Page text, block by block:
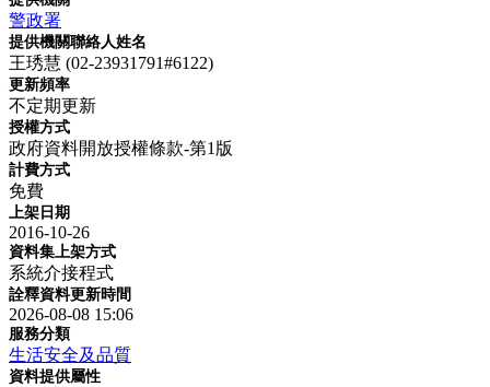
警政署
提供機關聯絡人姓名
王琇慧 (02-23931791#6122)
更新頻率
不定期更新
授權方式
政府資料開放授權條款-第1版
計費方式
免費
上架日期
2016-10-26
資料集上架方式
系統介接程式
詮釋資料更新時間
2026-08-08 15:06
服務分類
生活安全及品質
資料提供屬性